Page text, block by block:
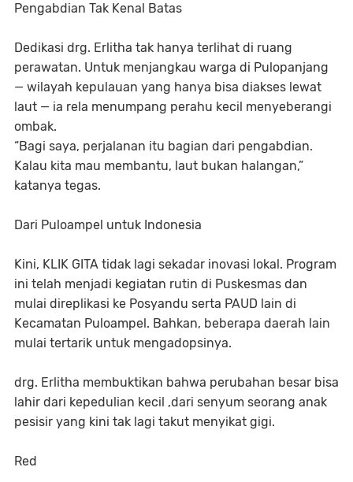
Pengabdian Tak Kenal Batas
Dedikasi drg. Erlitha tak hanya terlihat di ruang
perawatan. Untuk menjangkau warga di Pulopanjang
— wilayah kepulauan yang hanya bisa diakses lewat
laut — ia rela menumpang perahu kecil menyeberangi
ombak.
“Bagi saya, perjalanan itu bagian dari pengabdian.
Kalau kita mau membantu, laut bukan halangan,”
katanya tegas.
Dari Puloampel untuk Indonesia
Kini, KLIK GITA tidak lagi sekadar inovasi lokal. Program
ini telah menjadi kegiatan rutin di Puskesmas dan
mulai direplikasi ke Posyandu serta PAUD lain di
Kecamatan Puloampel. Bahkan, beberapa daerah lain
mulai tertarik untuk mengadopsinya.
drg. Erlitha membuktikan bahwa perubahan besar bisa
lahir dari kepedulian kecil ,dari senyum seorang anak
pesisir yang kini tak lagi takut menyikat gigi.
Red